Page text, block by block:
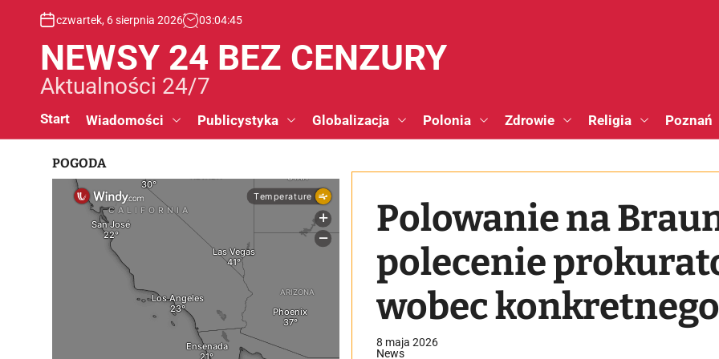
czwartek, 6 sierpnia 2026 03:04:46
NEWSY 24 BEZ CENZURY
Aktualności 24/7
Start Wiadomości Publicystyka Globalizacja Polonia Zdrowie Religia Poznań
Polowanie na
polecenie
wobec
8 maja 2026
News
POGODA